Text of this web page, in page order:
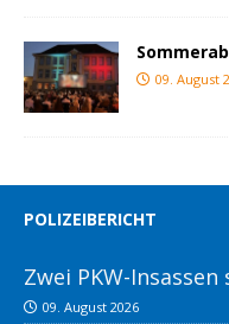
09. August
POLIZEIBERICHT
Zwei PKW-
09. August 2026